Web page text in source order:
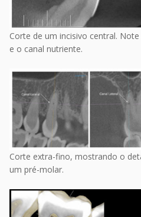
Corte de um incisivo central.
e o canal nutriente.
Corte extra-fino, mostrando o
um pré-molar.